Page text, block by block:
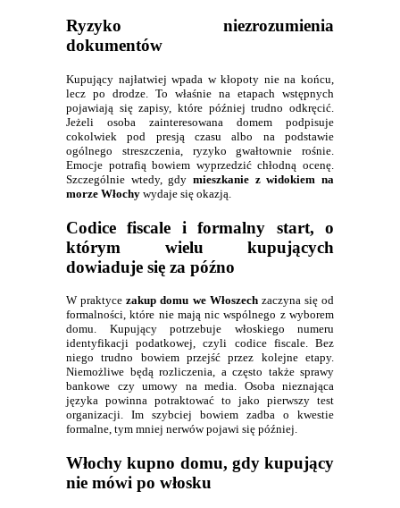
Ryzyko niezrozumienia
dokumentów
Kupujący najłatwiej wpada w kłopoty nie na końcu,
lecz po drodze. To właśnie na etapach wstępnych
pojawiają się zapisy, które później trudno odkręcić.
Jeżeli osoba zainteresowana domem podpisuje
cokolwiek pod presją czasu albo na podstawie
ogólnego streszczenia, ryzyko gwałtownie rośnie.
Emocje potrafią bowiem wyprzedzić chłodną ocenę.
Szczególnie wtedy, gdy mieszkanie z widokiem na
morze Włochy wydaje się okazją.
Codice fiscale i formalny start, o
którym wielu kupujących
dowiaduje się za późno
W praktycezakup domu we Włoszechzaczyna się od
formalności, które nie mają nic wspólnego z wyborem
domu. Kupujący potrzebuje włoskiego numeru
identyfikacji podatkowej, czyli codice fiscale. Bez
niego trudno bowiem przejść przez kolejne etapy.
Niemożliwe będą rozliczenia, a często także sprawy
bankowe czy umowy na media. Osoba nieznająca
języka powinna potraktować to jako pierwszy test
organizacji. Im szybciej bowiem zadba o kwestie
formalne, tym mniej nerwów pojawi się później.
Włochy kupno domu, gdy kupujący
nie mówi po włosku